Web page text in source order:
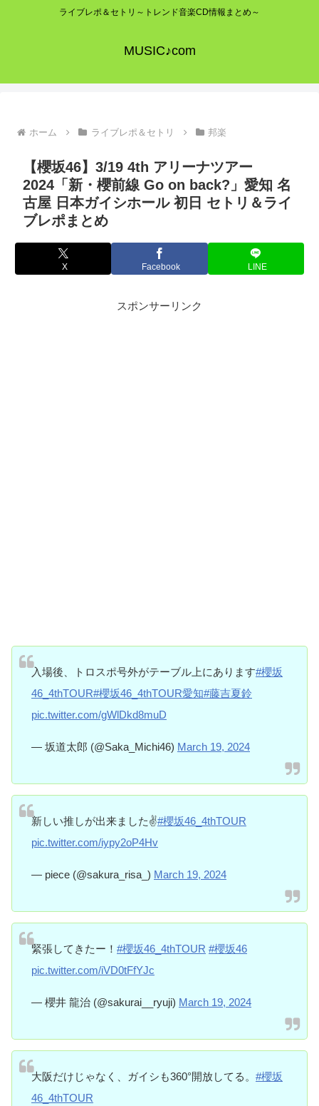
ライブレポ＆セトリ～トレンド音楽CD情報まとめ～
MUSIC♪com
ホーム ライブレポ＆セトリ 邦楽
【櫻坂46】3/19 4th アリーナツアー
2024「新・櫻前線 Go on back?」愛知 名
古屋 日本ガイシホール 初日 セトリ＆ライ
ブレポまとめ
X Facebook LINE
スポンサーリンク
入場後、トロスポ号外がテーブル上にあります#櫻坂
46_4thTOUR#櫻坂46_4thTOUR愛知#藤吉夏鈴
pic.twitter.com/gWlDkd8muD
— 坂道太郎 (@Saka_Michi46) March 19, 2024
新しい推しが出来ました✌️#櫻坂46_4thTOUR
pic.twitter.com/iypy2oP4Hv
— piece (@sakura_risa_) March 19, 2024
緊張してきたー！ #櫻坂46_4thTOUR #櫻坂46
pic.twitter.com/iVD0tFfYJc
— 櫻井 龍治 (@sakurai__ryuji) March 19, 2024
大阪だけじゃなく、ガイシも360°開放してる。 #櫻坂
46_4thTOUR